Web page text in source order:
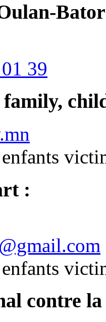
39
:
contre la